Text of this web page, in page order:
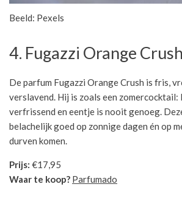
Beeld: Pexels
4. Fugazzi Orange Crush
De parfum Fugazzi Orange Crush is fris,
verslavend. Hij is zoals een zomercocktail:
verfrissend en eentje is nooit genoeg.
belachelijk goed op zonnige dagen én op
durven komen.
Prijs: €17,95
Waar te koop? Parfumado